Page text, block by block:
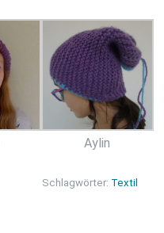
Aylin
Schlagwörter: Textil